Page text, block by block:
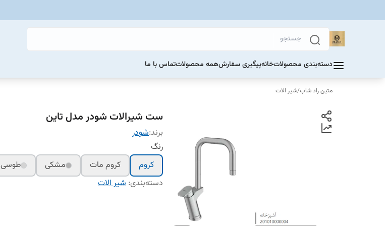
دسته‌بندی محصولاتخانهپیگیری سفارشهمه محصولاتتماس با ما
متین راد شاپ/شیر الات
ست شیرالات شودر مدل تاین
برند:شودر
رنگ
کروم
کروم مات مشکی
طوسی
دسته‌بندی: شیر الات